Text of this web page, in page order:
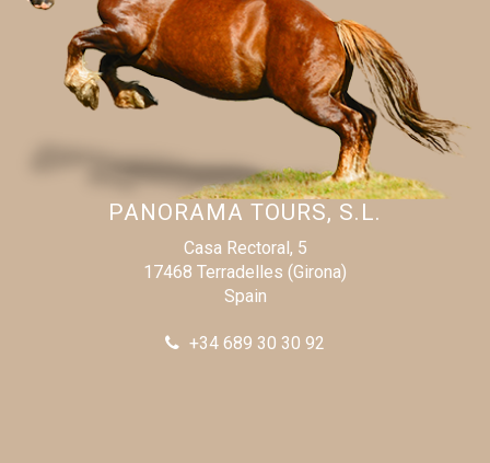
PANORAMA TOURS, S.L.
Casa Rectoral, 5
17468 Terradelles (Girona)
Spain
+34 689 30 30 92